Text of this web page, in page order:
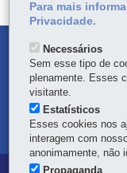
MAPA DO
DENUNCIE
Para mais
Privacidade.
Necessários
Sem esse tipo de
plenamente. Esses
visitante.
Estatísticos
Esses cookies nos
interagem com
anonimamente, não
Propaganda